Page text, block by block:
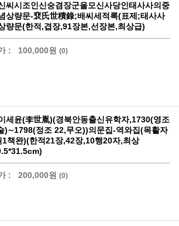
씨시조인신숭겸장군을모신사당인태사사의중
상량문-裵氏世積錄;배씨세적록(표제;태사사
량문(한적,겹장,91장본,선장본,최상급)
: 100,000원 (0)
세윤(李世胤)(경북안동출신유학자,1730(영조
)∼1798(정조 22,무오))의문집-역와집(목활자
1책완)(한적21장,42장,10행20자,최상
: 200,000원 (0)